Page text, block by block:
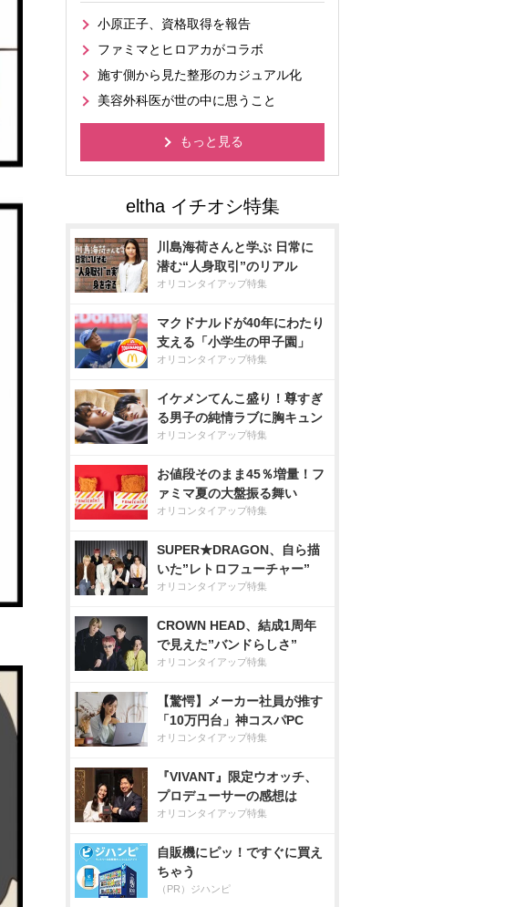
小原正子、資格取得を報告
ファミマとヒロアカがコラボ
施す側から見た整形のカジュアル化
美容外科医が世の中に思うこと
もっと見る
川島海荷さんと学ぶ 日常に
潜む“人身取引”のリアル
オリコンタイアップ特集
マクドナルドが40年にわたり
支える「小学生の甲子園」
オリコンタイアップ特集
イケメンてんこ盛り！尊すぎ
る男子の純情ラブに胸キュン
オリコンタイアップ特集
お値段そのまま45％増量！フ
ァミマ夏の大盤振る舞い
オリコンタイアップ特集
SUPER★DRAGON、自ら描
いた”レトロフューチャー”
オリコンタイアップ特集
CROWN HEAD、結成1周年
で見えた”バンドらしさ”
オリコンタイアップ特集
【驚愕】メーカー社員が推す
「10万円台」神コスパPC
オリコンタイアップ特集
『VIVANT』限定ウオッチ、
プロデューサーの感想は
オリコンタイアップ特集
自販機にピッ！ですぐに買え
ちゃう
（PR）ジハンピ